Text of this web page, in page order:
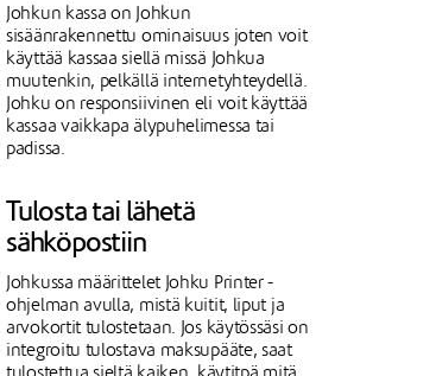
Johkun kassa on Johkun
sisäänrakennettu ominaisuus joten voit
käyttää kassaa siellä missä Johkua
muutenkin, pelkällä internetyhteydellä.
Johku on responsiivinen eli voit käyttää
kassaa vaikkapa älypuhelimessa tai
padissa.
Tulosta tai lähetä
sähköpostiin
Johkussa määrittelet Johku Printer -
ohjelman avulla, mistä kuitit, liput ja
arvokortit tulostetaan. Jos käytössäsi on
integroitu tulostava maksupääte, saat